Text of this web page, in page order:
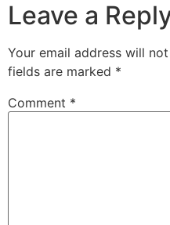
Leave a
Your email address will
fields are marked *
Comment *